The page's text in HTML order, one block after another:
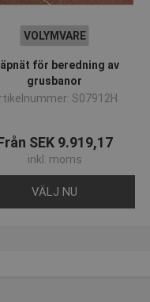
VOLYMVARE
för beredning av
grusbanor
S07912H
SEK 9.919,17
inkl. moms
VÄLJ NU